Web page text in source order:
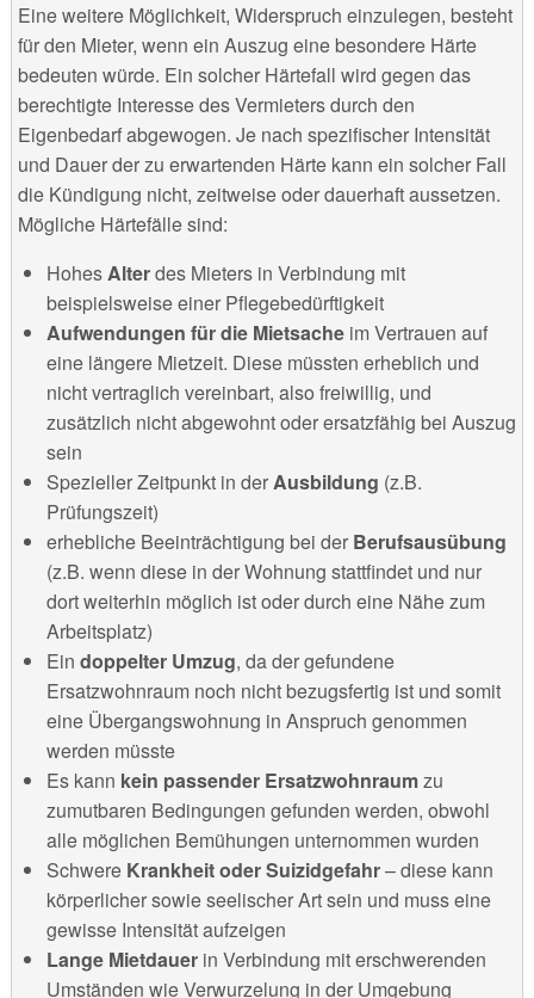
Eine weitere Möglichkeit, Widerspruch einzulegen, besteht
für den Mieter, wenn ein Auszug eine besondere Härte
bedeuten würde. Ein solcher Härtefall wird gegen das
berechtigte Interesse des Vermieters durch den
Eigenbedarf abgewogen. Je nach spezifischer Intensität
und Dauer der zu erwartenden Härte kann ein solcher Fall
die Kündigung nicht, zeitweise oder dauerhaft aussetzen.
Mögliche Härtefälle sind:
HohesAlterdes Mieters in Verbindung mit
beispielsweise einer Pflegebedürftigkeit
Aufwendungen für die Mietsacheim Vertrauen auf
eine längere Mietzeit. Diese müssten erheblich und
nicht vertraglich vereinbart, also freiwillig, und
zusätzlich nicht abgewohnt oder ersatzfähig bei Auszug
sein
Spezieller Zeitpunkt in derAusbildung (z.B.
Prüfungszeit)
erhebliche Beeinträchtigung bei der Berufsausübung
(z.B. wenn diese in der Wohnung stattfindet und nur
dort weiterhin möglich ist oder durch eine Nähe zum
Arbeitsplatz)
Ein doppelter Umzug, da der gefundene
Ersatzwohnraum noch nicht bezugsfertig ist und somit
eine Übergangswohnung in Anspruch genommen
werden müsste
Es kann kein passender Ersatzwohnraumzu
zumutbaren Bedingungen gefunden werden, obwohl
alle möglichen Bemühungen unternommen wurden
Schwere Krankheit oder Suizidgefahr– diese kann
körperlicher sowie seelischer Art sein und muss eine
gewisse Intensität aufzeigen
Lange Mietdauerin Verbindung mit erschwerenden
Umständen wie Verwurzelung in der Umgebung